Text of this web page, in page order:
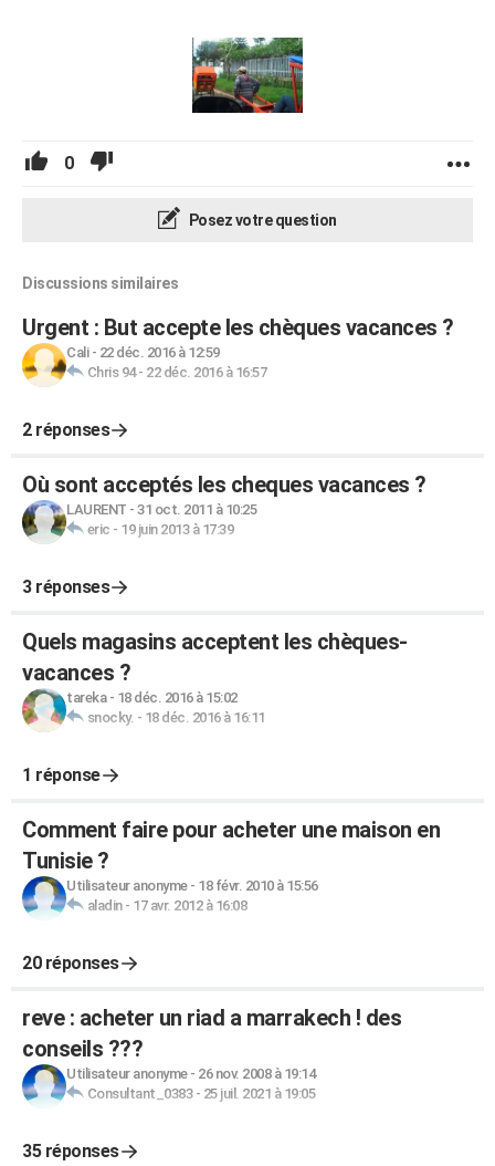
0
Posez votre question
Discussions similaires
Urgent : But accepte les chèques vacances ?
Cali- 22 déc. 2016 à 12:59
Chris 94- 22 déc. 2016 à 16:57
2 réponses
Où sont acceptés les cheques vacances ?
LAURENT - 31 oct. 2011 à 10:25
eric - 19 juin 2013 à 17:39
3 réponses
Quels magasins acceptent les chèques-
vacances ?
tareka- 18 déc. 2016 à 15:02
snocky. - 18 déc. 2016 à 16:11
1 réponse
Comment faire pour acheter une maison en
Tunisie ?
Utilisateur anonyme- 18 févr. 2010 à 15:56
aladin- 17 avr. 2012 à 16:08
20 réponses
reve : acheter un riad a marrakech ! des
conseils ???
Utilisateur anonyme- 26 nov. 2008 à 19:14
Consultant_0383- 25 juil. 2021 à 19:05
35 réponses